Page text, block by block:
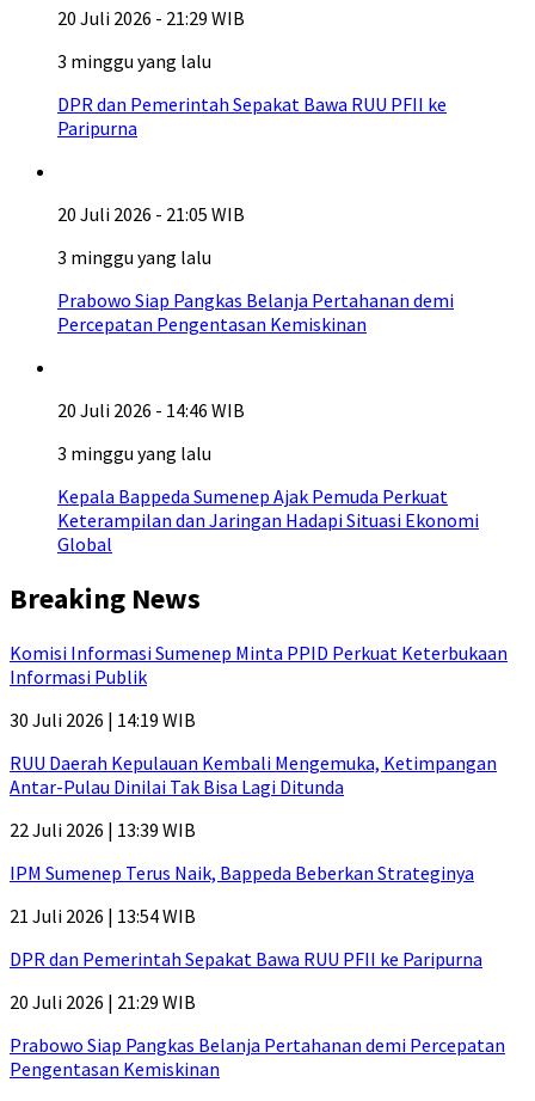
20 Juli 2026 - 21:29 WIB
3 minggu yang lalu
DPR dan Pemerintah Sepakat Bawa RUU PFII ke
Paripurna
20 Juli 2026 - 21:05 WIB
3 minggu yang lalu
Prabowo Siap Pangkas Belanja Pertahanan demi
Percepatan Pengentasan Kemiskinan
20 Juli 2026 - 14:46 WIB
3 minggu yang lalu
Kepala Bappeda Sumenep Ajak Pemuda Perkuat
Keterampilan dan Jaringan Hadapi Situasi Ekonomi
Global
Breaking News
Komisi Informasi Sumenep Minta PPID Perkuat Keterbukaan
Informasi Publik
30 Juli 2026 | 14:19 WIB
RUU Daerah Kepulauan Kembali Mengemuka, Ketimpangan
Antar-Pulau Dinilai Tak Bisa Lagi Ditunda
22 Juli 2026 | 13:39 WIB
IPM Sumenep Terus Naik, Bappeda Beberkan Strateginya
21 Juli 2026 | 13:54 WIB
DPR dan Pemerintah Sepakat Bawa RUU PFII ke Paripurna
20 Juli 2026 | 21:29 WIB
Prabowo Siap Pangkas Belanja Pertahanan demi Percepatan
Pengentasan Kemiskinan